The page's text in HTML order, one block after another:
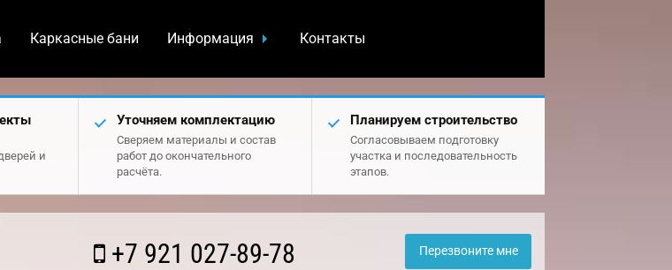
Каркасные бани Информация Контакты
и
Уточняем комплектацию
Сверяем материалы и состав
работ до окончательного
расчёта.
Планируем строительство
Согласовываем подготовку
участка и последовательность
этапов.
+7 921 027-89-78 Перезвоните мне